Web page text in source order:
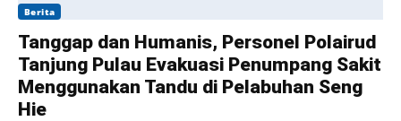
Berita
Tanggap dan Humanis, Personel Polairud
Tanjung Pulau Evakuasi Penumpang Sakit
Menggunakan Tandu di Pelabuhan Seng
Hie